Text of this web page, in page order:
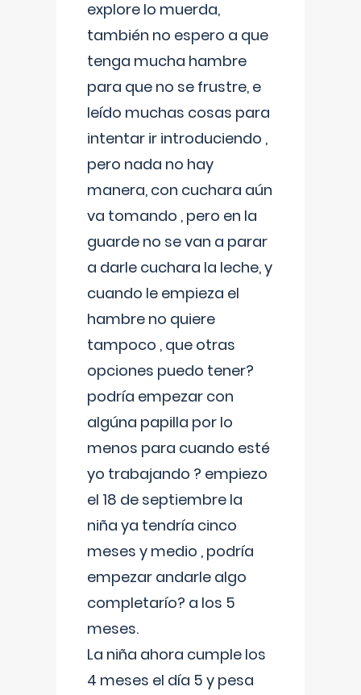
explore lo muerda,
también no espero a que
tenga mucha hambre
para que no se frustre, e
leído muchas cosas para
intentar ir introduciendo ,
pero nada no hay
manera, con cuchara aún
va tomando , pero en la
guarde no se van a parar
a darle cuchara la leche, y
cuando le empieza el
hambre no quiere
tampoco , que otras
opciones puedo tener?
podría empezar con
algúna papilla por lo
menos para cuando esté
yo trabajando ? empiezo
el 18 de septiembre la
niña ya tendría cinco
meses y medio , podría
empezar andarle algo
completarío? a los 5
meses.
La niña ahora cumple los
4 meses el día 5 y pesa